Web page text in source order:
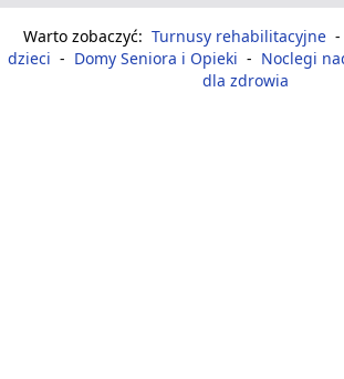
Warto zobaczyć: Turnusy rehabilitacyjne -
dzieci - Domy Seniora i Opieki - Noclegi
dla zdrowia